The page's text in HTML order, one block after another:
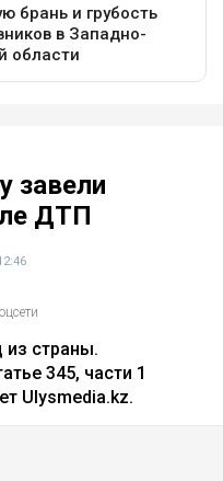
завели
ДТП
из страны.
345, части 1
Ulysmedia.kz.